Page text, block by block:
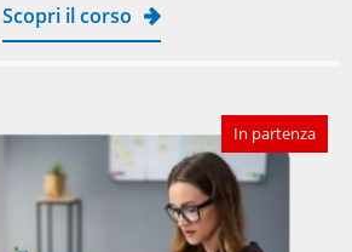
Scopri il corso
In partenza